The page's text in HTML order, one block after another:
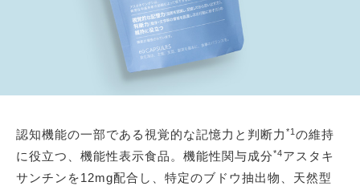
認知機能の一部である視覚的な記憶力と判断力 *1 の維持
に役立つ、機能性表示食品。機能性関与成分*4アスタキ
サンチンを12mg配合し、特定のブドウ抽出物、天然型